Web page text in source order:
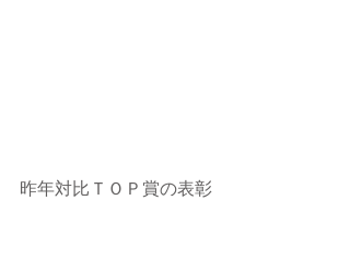
昨年対比ＴＯＰ賞の表彰